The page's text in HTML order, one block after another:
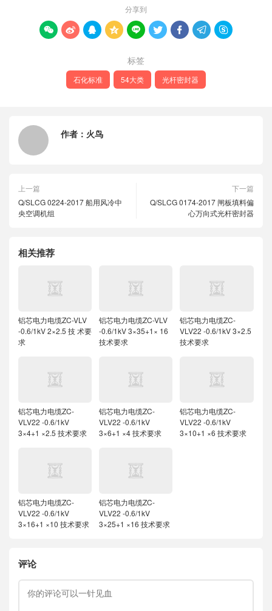
分享到
        
标签
石化标准 54大类 光杆密封器
作者： 火鸟
上一篇
Q/SLCG 0224-2017 船用风冷中
央空调机组
下一篇
Q/SLCG 0174-2017 闸板填料偏
心万向式光杆密封器
相关推荐
铝芯电力电缆ZC-VLV
-0.6/1kV 2×2.5 技 术要
求
铝芯电力电缆ZC-VLV
-0.6/1kV 3×35+1× 16
技术要求
铝芯电力电缆ZC-
VLV22 -0.6/1kV 3×2.5
技术要求
铝芯电力电缆ZC-
VLV22 -0.6/1kV
3×4+1 ×2.5 技术要求
铝芯电力电缆ZC-
VLV22 -0.6/1kV
3×6+1 ×4 技术要求
铝芯电力电缆ZC-
VLV22 -0.6/1kV
3×10+1 ×6 技术要求
铝芯电力电缆ZC-
VLV22 -0.6/1kV
3×16+1 ×10 技术要求
铝芯电力电缆ZC-
VLV22 -0.6/1kV
3×25+1 ×16 技术要求
评论